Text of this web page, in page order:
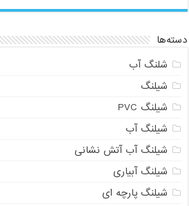
دسته‌ها
شلنگ آب
شیلنگ
شیلنگ PVC
شیلنگ آب
شیلنگ آب آتش نشانی
شیلنگ آبیاری
شیلنگ پارچه ای